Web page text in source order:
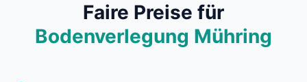
Faire Preise für
Bodenverlegung Mühring